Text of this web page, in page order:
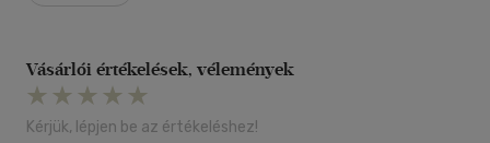
Vásárlói értékelések, vélemények
Kérjük, lépjen be az értékeléshez!